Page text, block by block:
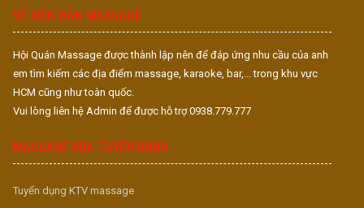
VỀ DIỄN ĐÀN MASSAGE
Hội Quán Massage được thành lập nên để đáp ứng nhu cầu của anh
em tìm kiếm các địa điểm massage, karaoke, bar,... trong khu vực
HCM cũng như toàn quốc.
Vui lòng liên hệ Admin để được hỗ trợ 0938.779.777
MASSAGE VUA TUYỂN DỤNG
Tuyển dụng KTV massage